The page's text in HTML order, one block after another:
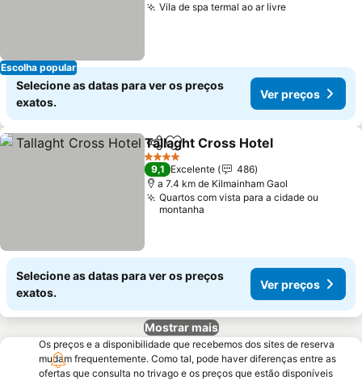
Escolha popular
Vila de spa termal ao ar livreVer preços
Selecione as datas para ver os preços
exatos.
Ver preços
PartilharAdicionar aos favoritos
Tallaght Cross Hotel
4 Estrelas
9,1 Excelente
486
a 7.4 km de Kilmainham Gaol
Quartos com vista para a cidade ou
montanha
Selecione as datas para ver os preços
exatos.
Ver preços
Mostrar mais
Os preços e a disponibilidade que recebemos dos sites de reserva
mudam frequentemente. Como tal, pode haver diferenças entre as
ofertas que consulta no trivago e os preços que estão disponíveis